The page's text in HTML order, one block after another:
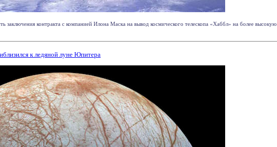
заключения контракта с компанией Илона Маска на вывод космического телескопа «Хаббл» на более высокую
к ледяной луне Юпитера